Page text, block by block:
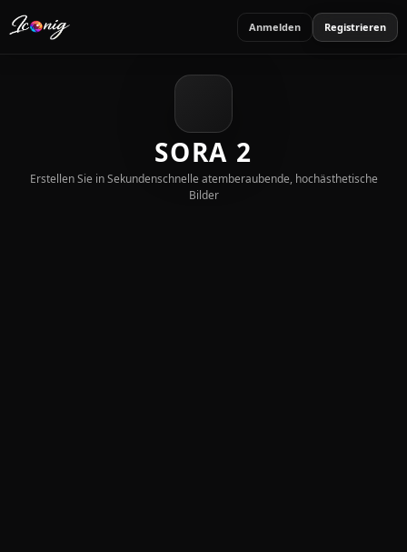
Anmelden Registrieren
SORA 2
Erstellen Sie in Sekundenschnelle atemberaubende, hochästhetische
Bilder